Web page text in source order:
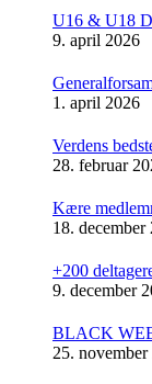
U16 & U18
9. april 2026
1. april 2026
Verdens
28. februar
Kære
18. december
+200
9. december
BLACK
25. november